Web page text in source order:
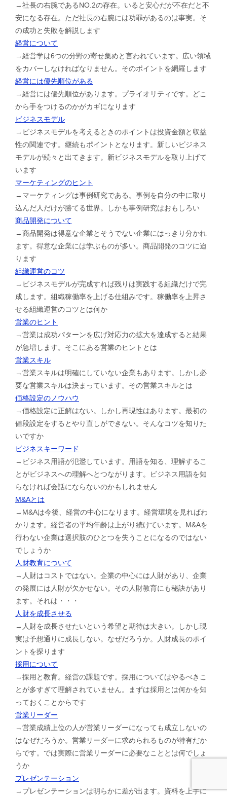
→社長の右腕であるNO.2の存在。いると安心だが不在だと不
安になる存在。ただ社長の右腕には功罪があるのは事実。そ
の成功と失敗を解説します
経営について
→経営学は6つの分野の寄せ集めと言われています。広い領域
をカバーしなければなりません。そのポイントを網羅します
経営には優先順位がある
→経営には優先順位があります。プライオリティです。どこ
から手をつけるのかがカギになります
ビジネスモデル
→ビジネスモデルを考えるときのポイントは投資金額と収益
性の関連です。継続もポイントとなります。新しいビジネス
モデルが続々と出てきます。新ビジネスモデルを取り上げて
います
マーケティングのヒント
→マーケティングは事例研究である。事例を自分の中に取り
込んだ人だけが勝てる世界。しかも事例研究はおもしろい
商品開発について
→商品開発は得意な企業とそうでない企業にはっきり分かれ
ます。得意な企業には学ぶものが多い。商品開発のコツに迫
ります
組織運営のコツ
→ビジネスモデルが完成すれば残りは実践する組織だけで完
成します。組織稼働率を上げる仕組みです。稼働率を上昇さ
せる組織運営のコツとは何か
営業のヒント
→営業は成功パターンを広げ対応力の拡大を達成すると結果
が急増します。そこにある営業のヒントとは
営業スキル
→営業スキルは明確にしていない企業もあります。しかし必
要な営業スキルは決まっています。その営業スキルとは
価格設定のノウハウ
→価格設定に正解はない。しかし再現性はあります。最初の
値段設定をするとやり直しができない。そんなコツを知りた
いですか
ビジネスキーワード
→ビジネス用語が氾濫しています。用語を知る、理解するこ
とがビジネスへの理解へとつながります。ビジネス用語を知
らなければ会話にならないのかもしれません
M&Aとは
→M&Aは今後、経営の中心になります。経営環境を見ればわ
かります。経営者の平均年齢は上がり続けています。M&Aを
行わない企業は選択肢のひとつを失うことになるのではない
でしょうか
人財教育について
→人財はコストではない。企業の中心には人財があり、企業
の発展には人財が欠かせない。その人財教育にも秘訣があり
ます。それは・・・
人財を成長させる
→人財を成長させたいという希望と期待は大きい。しかし現
実は予想通りに成長しない。なぜだろうか。人財成長のポイ
ントを探ります
採用について
→採用と教育。経営の課題です。採用についてはやるべきこ
とが多すぎて理解されていません。まずは採用とは何かを知
っておくことからです
営業リーダー
→営業成績上位の人が営業リーダーになっても成立しないの
はなぜだろうか。営業リーダーに求められるものが特有だか
らです。では実際に営業リーダーに必要なこととは何でしょ
うか
プレゼンテーション
→プレゼンテーションは明らかに差が出ます。資料を上手に